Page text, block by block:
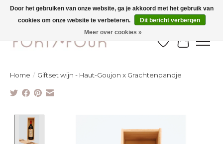
Ontdek de nieuwe najaarscollectie nu in de winkel - selectie online
Verlanglijst
Home / Giftset wijn - Haut-Goujon x Grachtenpandje
Door het gebruiken van onze website, ga je akkoord met het gebruik van
cookies om onze website te verbeteren.
Dit bericht verbergen
Meer over cookies »